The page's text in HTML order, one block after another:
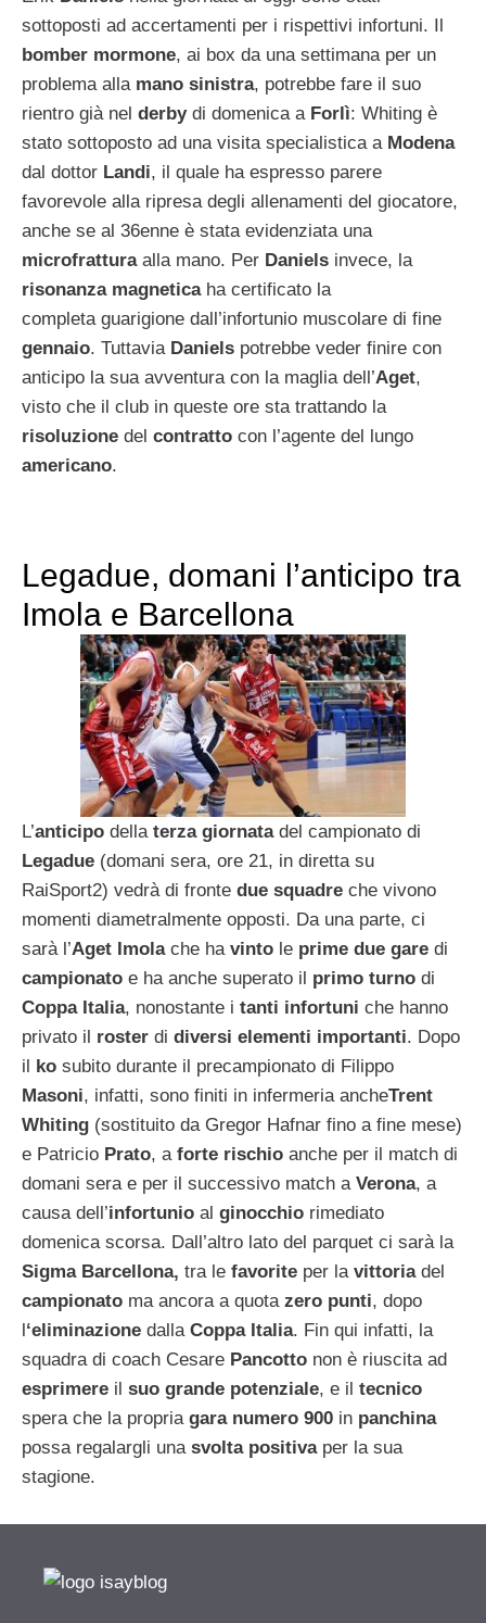
sottoposti ad accertamenti per i rispettivi infortuni. Il
bomber mormone, ai box da una settimana per un
problema alla mano sinistra, potrebbe fare il suo
rientro già nel derbydi domenica a Forlì: Whiting è
stato sottoposto ad una visita specialistica a Modena
dal dottor Landi, il quale ha espresso parere
favorevole alla ripresa degli allenamenti del giocatore,
anche se al 36enne è stata evidenziata una
microfratturaalla mano. Per Daniels invece, la
risonanza magneticaha certificato la
completa guarigione dall’infortunio muscolare di fine
gennaio. Tuttavia Daniels potrebbe veder finire con
anticipo la sua avventura con la maglia dell’Aget,
visto che il club in queste ore sta trattando la
risoluzione del contratto con l’agente del lungo
americano.
Legadue, domani l’anticipo tra
Imola e Barcellona
L’anticipo dellaterza giornatadel campionato di
Legadue (domani sera, ore 21, in diretta su
RaiSport2) vedrà di fronte due squadre che vivono
momenti diametralmente opposti. Da una parte, ci
sarà l’Aget Imolache ha vinto le prime due gare di
campionato e ha anche superato il primo turno di
Coppa Italia, nonostante i tanti infortuni che hanno
privato il roster di diversi elementi importanti. Dopo
il
ko subito durante il precampionato di Filippo
Masoni, infatti, sono finiti in infermeria ancheTrent
Whiting (sostituito da Gregor Hafnar fino a fine mese)
e Patricio Prato, a forte rischio anche per il match di
domani sera e per il successivo match a Verona, a
causa dell’infortunio al ginocchio rimediato
domenica scorsa. Dall’altro lato del parquet ci sarà la
Sigma Barcellona, tra le favorite per la vittoriadel
campionato ma ancora a quotazero punti, dopo
‘eliminazione dalla Coppa Italia. Fin qui infatti, la
squadra di coach Cesare Pancotto non è riuscita ad
esprimere il suo grande potenziale, e il tecnico
spera che la propria gara numero 900 in panchina
possa regalargli una svolta positivaper la sua
stagione.